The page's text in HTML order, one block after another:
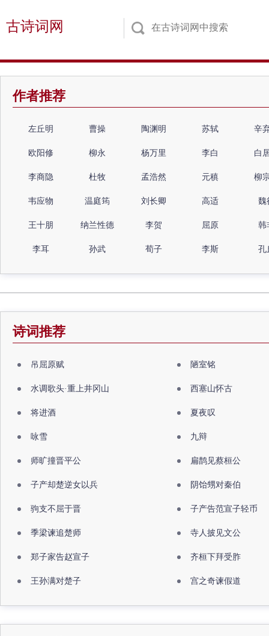
古诗词网
作者推荐
左丘明 曹操 陶渊明 苏轼 辛
欧阳修 柳永 杨万里 李白 白
李商隐 杜牧 孟浩然 元稹 柳
韦应物 温庭筠 刘长卿 高适 魏
王十朋 纳兰性德 李贺 屈原 韩
李耳 孙武 荀子 李斯 孔
诗词推荐
吊屈原赋 陋室铭
水调歌头·重上井冈山 西塞山怀古
将进酒 夏夜叹
咏雪 九辩
师旷撞晋平公 扁鹊见蔡桓公
子产却楚逆女以兵 阴饴甥对秦伯
驹支不屈于晋 子产告范宣子轻币
季梁谏追楚师 寺人披见文公
郑子家告赵宣子 齐桓下拜受胙
王孙满对楚子 宫之奇谏假道